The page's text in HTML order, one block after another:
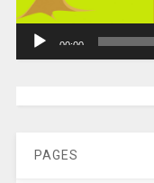
00:00
PAGES